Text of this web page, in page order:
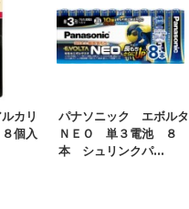
カリ
個入
パナソニック エボルタ
ＮＥＯ 単３電池 ８
本 シュリンクパ...